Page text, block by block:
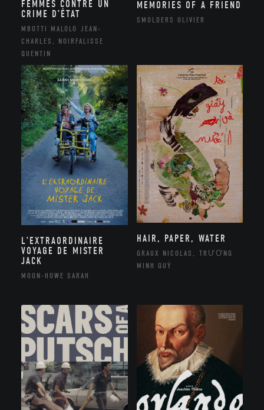
FEMMES CONTRE UN
CRIME D’ÉTAT
MBOTTI MALOLO JEAN-
CHARLES, NOIRFALISSE
QUENTIN
MEMORIES OF A FRIEND
SMOLDERS OLIVIER
L’EXTRAORDINAIRE
VOYAGE DE MISTER
JACK
MOON-HOWE SARAH
HAIR, PAPER, WATER
GRAUX NICOLAS, TRƯƠNG
MINH QUÝ